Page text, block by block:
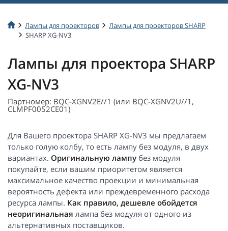
Лампы для проекторов
Лампы для проекторов SHARP
SHARP XG-NV3
Лампы для проектора SHARP
XG-NV3
Партномер: BQC-XGNV2E//1 (или BQC-XGNV2U//1,
CLMPF0052CE01)
Для Вашего проектора SHARP XG-NV3 мы предлагаем
только голую колбу, то есть лампу без модуля, в двух
вариантах. Оригинальную лампу без модуля
покупайте, если вашим приоритетом является
максимальное качество проекции и минимальная
вероятность дефекта или преждевременного расхода
ресурса лампы. Как правило, дешевле обойдется
неоригинальная лампа без модуля от одного из
альтернативных поставщиков.